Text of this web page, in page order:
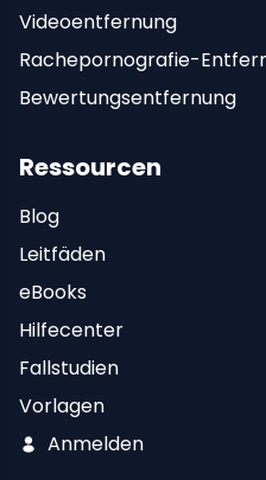
Videoentfernung
Rachepornografie-
Bewertungsentfernung
Ressourcen
Blog
Leitfäden
eBooks
Hilfecenter
Fallstudien
Vorlagen
Anmelden